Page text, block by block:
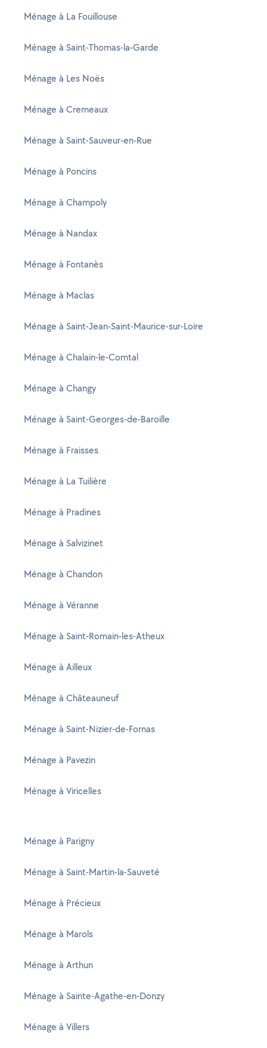
Ménage à La Fouillouse
Ménage à Saint-Thomas-la-Garde
Ménage à Les Noës
Ménage à Cremeaux
Ménage à Saint-Sauveur-en-Rue
Ménage à Poncins
Ménage à Champoly
Ménage à Nandax
Ménage à Fontanès
Ménage à Maclas
Ménage à Saint-Jean-Saint-Maurice-sur-Loire
Ménage à Chalain-le-Comtal
Ménage à Changy
Ménage à Saint-Georges-de-Baroille
Ménage à Fraisses
Ménage à La Tuilière
Ménage à Pradines
Ménage à Salvizinet
Ménage à Chandon
Ménage à Véranne
Ménage à Saint-Romain-les-Atheux
Ménage à Ailleux
Ménage à Châteauneuf
Ménage à Saint-Nizier-de-Fornas
Ménage à Pavezin
Ménage à Viricelles
Ménage à Parigny
Ménage à Saint-Martin-la-Sauveté
Ménage à Précieux
Ménage à Marols
Ménage à Arthun
Ménage à Sainte-Agathe-en-Donzy
Ménage à Villers